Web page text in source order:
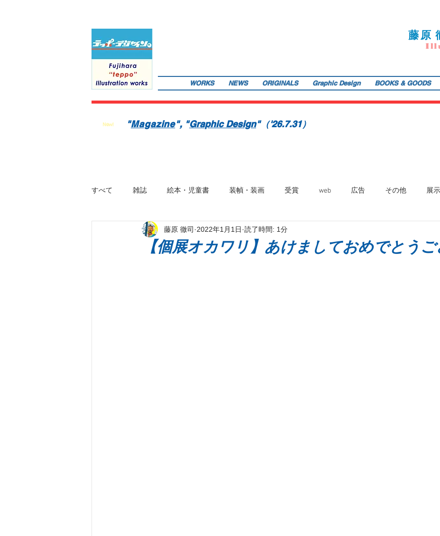
藤原
I
WORKS NEWS ORIGINALS Graphic Design BOOKS & GOODS
New! "Magazine", "Graphic Design"（'26.7.31）
すべて 雑誌 絵本・児童書 装幀・装画 受賞 web 広告 その他 展
プレス情報 パッケージ
【個展オカワリ】あけましておめでとうご
藤原 徹司 2022年1月1日 読了時間: 1分